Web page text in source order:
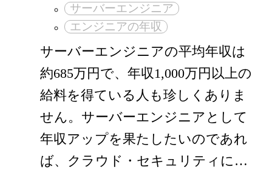
サーバーエンジニア
エンジニアの年収
サーバーエンジニアの平均年収は
約685万円で、年収1,000万円以上の
給料を得ている人も珍しくありま
せん。サーバーエンジニアとして
年収アップを果たしたいのであれ
ば、クラウド・セキュリティに…